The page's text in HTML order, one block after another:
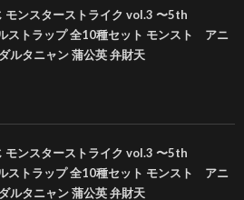
モンスターストライク vol.3 〜5th
トラップ 全10種セット モンスト アニ
タニャン 蒲公英 弁財天
モンスターストライク vol.3 〜5th
トラップ 全10種セット モンスト アニ
タニャン 蒲公英 弁財天